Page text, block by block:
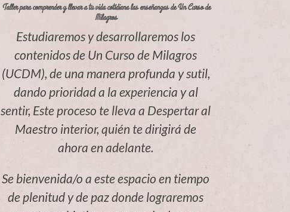
Taller para comprender y llevar a tu vida cotidiana las enseñanzas de Un Curso de
Milagros
Estudiaremos y desarrollaremos los
contenidos de Un Curso de Milagros
(UCDM), de una manera profunda y sutil,
dando prioridad a la experiencia y al
sentir, Este proceso te lleva a Despertar al
Maestro interior, quién te dirigirá de
ahora en adelante.
Se bienvenida/o a este espacio en tiempo
de plenitud y de paz donde lograremos